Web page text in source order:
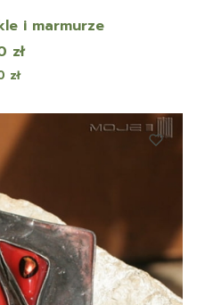
i marmurze
zł
zł